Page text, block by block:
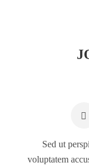
Sed ut
voluptatem